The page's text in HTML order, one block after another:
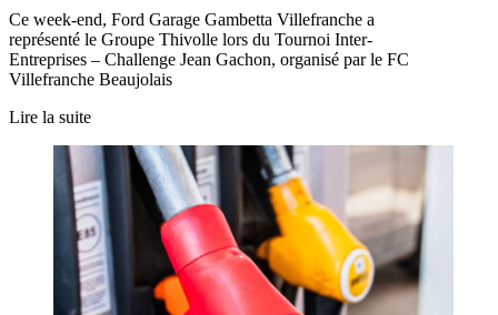
Ce week-end, Ford Garage Gambetta Villefranche a
représenté le Groupe Thivolle lors du Tournoi Inter-
Entreprises – Challenge Jean Gachon, organisé par le FC
Villefranche Beaujolais
Lire la suite